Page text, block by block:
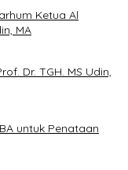
Ketua Al
MA
Dr. TGH. MS Udin,
untuk Penataan